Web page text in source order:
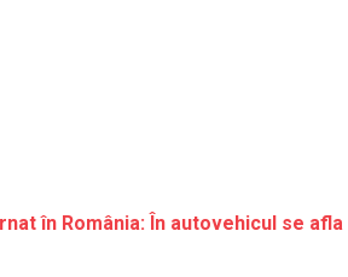
în România: În autovehicul se afla